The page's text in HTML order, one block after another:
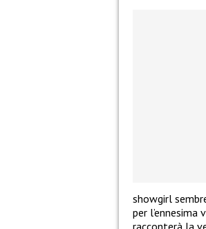
showgirl
per